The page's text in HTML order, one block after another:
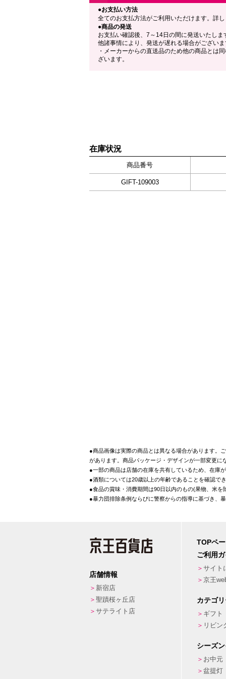
●お支払い方法
全てのお支払方法がご利用いただけます。詳
●商品の発送
お支払い確認後、7～14日の間に発送いたしま
他諸事情により、発送が遅れる場合がござい
・メーカーからの直送品のため他の商品とは
ざいます。
在庫状況
商品番号
GIFT-109003
●商品画像は実際の商品とは異なる場合があります。
があります。商品パッケージ・デザインが一部変更に
●一部の商品は店舗の在庫を共有しているため、在庫
●酒類については20歳以上の年齢であることを確認で
●食品の賞味・消費期間は90日以内のもの(果物、米
●暴力団排除条例ならびに警察からの指導に基づき、
店舗情報
新宿店
聖蹟桜ヶ丘店
サテライト店
TOPペ
ご利用
サイト
京王
カテゴ
ギフト
リビン
シーズ
お中元
盆提灯